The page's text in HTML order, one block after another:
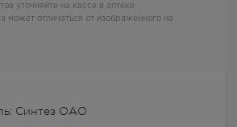
Синтез ОАО
уточняйте на кассе в аптеке
может отличаться от изображенного на